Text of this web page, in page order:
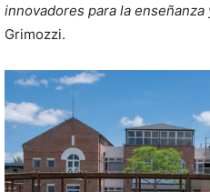
innovadores para la enseñanza
Grimozzi.